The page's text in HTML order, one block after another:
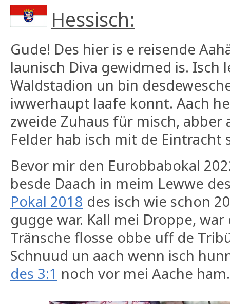
Hessisch:
Gude! Des hier is e reisende
launisch Diva gewidmed is. Isch
Waldstadion un bin
iwwerhaupt laafe konnt. Aach
zweide Zuhaus für misch, abber
Felder hab isch mit de Eintracht
Bevor mir den Eurobbabokal
besde Daach in meim Lewwe
Pokal 2018 des isch wie schon
gugge war. Kall mei Droppe, war
Tränsche flosse obbe uff de
Schnuud un aach wenn isch
des 3:1 noch vor mei Aache ham.